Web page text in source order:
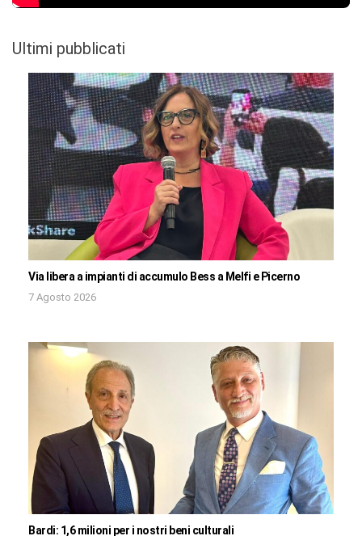
Ultimi pubblicati
Via libera a impianti di accumulo Bess a Melfi e Picerno
7 Agosto 2026
Bardi: 1,6 milioni per i nostri beni culturali